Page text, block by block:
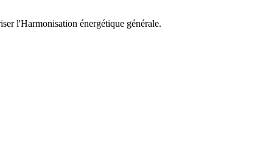
l'Harmonisation énergétique générale.